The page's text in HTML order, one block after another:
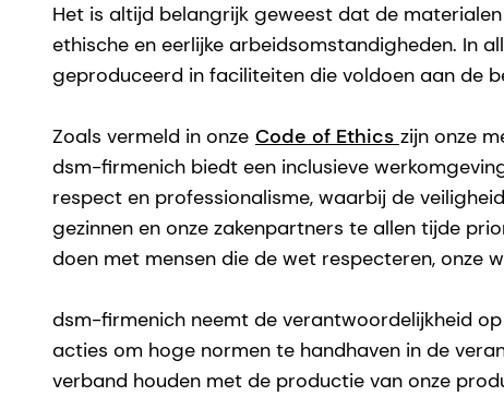
Het is altijd belangrijk geweest dat de
ethische en eerlijke arbeidsomstandigheden. In
geproduceerd in faciliteiten die voldoen aan de
Zoals vermeld in onze Code of Ethics zijn onze
dsm-firmenich biedt een inclusieve
respect en professionalisme, waarbij de
gezinnen en onze zakenpartners te allen tijde
doen met mensen die de wet respecteren, onze
dsm-firmenich neemt de verantwoordelijkheid
acties om hoge normen te handhaven in de
verband houden met de productie van onze